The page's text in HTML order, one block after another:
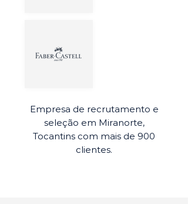
Empresa de recrutamento e
seleção em Miranorte,
Tocantins com mais de 900
clientes.